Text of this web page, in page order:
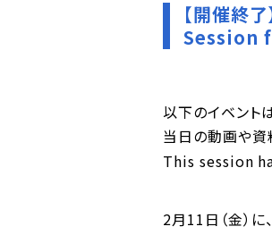
【開催終
Session
以下のイベント
当日の動画や資
This session
2月11日（金）